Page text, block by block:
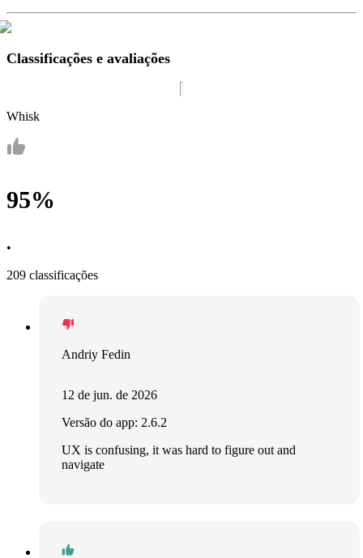
Classificações e avaliações
Whisk
95%
•
209 classificações
Andriy Fedin
12 de jun. de 2026
Versão do app: 2.6.2
UX is confusing, it was hard to figure out and
navigate